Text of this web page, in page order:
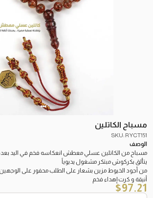
مسباح الكاتلين
SKU: RYCT151
الوصف
يتألق بكركوش مبتكر مشغول يديوياً
من أجود الخيوط مزين بشعار على الطلب محفور على
أنيقة و كرت إهداء فخم
97.21
$